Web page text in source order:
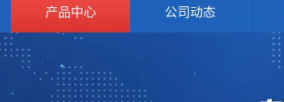
产品中心 公司动态